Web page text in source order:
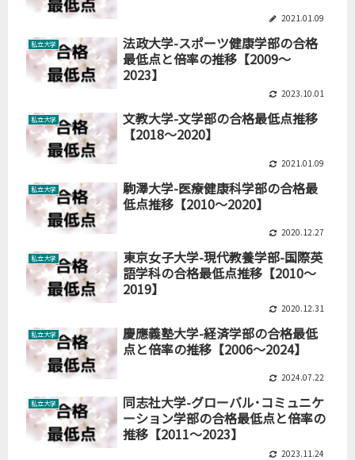
2021.01.09
私立大学
法政大学-スポーツ健康学部の合格
最低点と倍率の推移【2009～
2023】
2023.10.01
私立大学
文教大学-文学部の合格最低点推移
【2018～2020】
2021.01.09
私立大学
駒澤大学-医療健康科学部の合格最
低点推移【2010～2020】
2020.12.27
私立大学
東京女子大学-現代教養学部-国際英
語学科の合格最低点推移【2010～
2019】
2020.12.31
私立大学
慶應義塾大学-経済学部の合格最低
点と倍率の推移【2006～2024】
2024.07.22
私立大学
同志社大学-グローバル･コミュニケ
ーション学部の合格最低点と倍率の
推移【2011～2023】
2023.11.24